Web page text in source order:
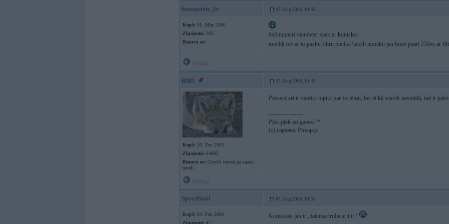
bonaparts_lv 07. Aug 2006, 14:42
Kopš: 01. May 2006
Ziņojumi: 392
Braucu ar:
iisti tuuneri vienmeer saak ar konisko.
moshk tev ar to pashu filtru pietiks?taksh noteikti jau buus paari 250zs ar
RM1 07. Aug 2006, 14:43
Kopš: 20. Dec 2003
Ziņojumi: 64882
Braucu ar: Cincīti tumsā pa sausu
tuneli
Powerā arī ir vairāki topiki par šo tēmu, bet tā kā search nestrādā, tad ir
-----------------
Pļek pļek un gatavs™
(c) гаражас Рихардс
SpeedSoul 07. Aug 2006, 14:53
Kopš: 04. Feb 2006
Ziņojumi: 47
Koniskais jau ir , taisnaa truba arii ir !